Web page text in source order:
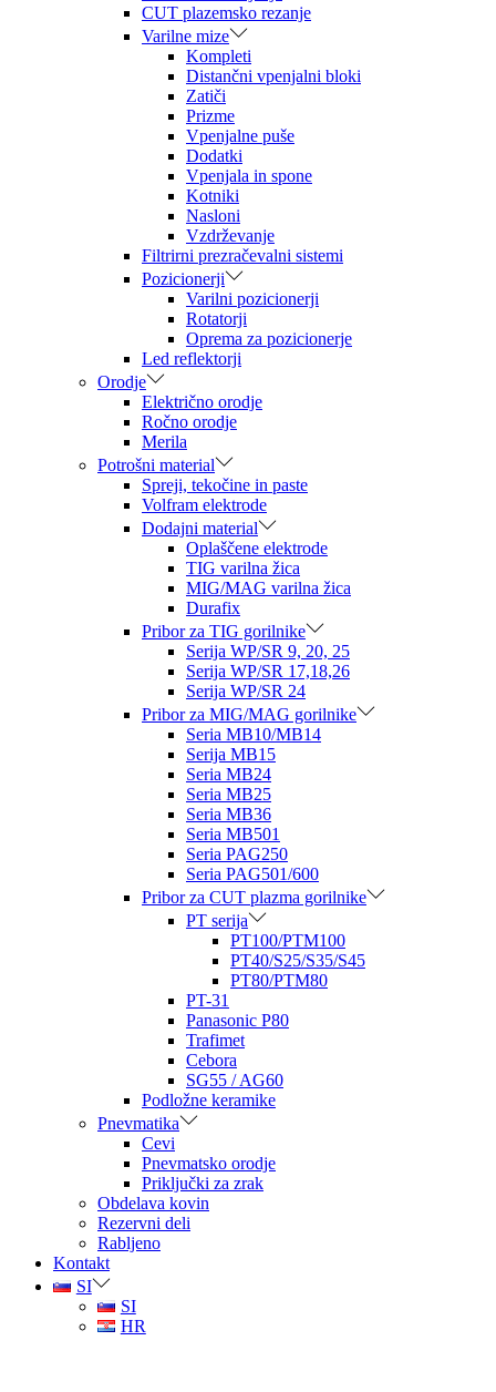
CUT plazemsko rezanje
Varilne mize
Kompleti
Distančni vpenjalni bloki
Zatiči
Prizme
Vpenjalne puše
Dodatki
Vpenjala in spone
Kotniki
Nasloni
Vzdrževanje
Filtrirni prezračevalni sistemi
Pozicionerji
Varilni pozicionerji
Rotatorji
Oprema za pozicionerje
Led reflektorji
Orodje
Električno orodje
Ročno orodje
Merila
Potrošni material
Spreji, tekočine in paste
Volfram elektrode
Dodajni material
Oplaščene elektrode
TIG varilna žica
MIG/MAG varilna žica
Durafix
Pribor za TIG gorilnike
Serija WP/SR 9, 20, 25
Serija WP/SR 17,18,26
Serija WP/SR 24
Pribor za MIG/MAG gorilnike
Seria MB10/MB14
Serija MB15
Seria MB24
Seria MB25
Seria MB36
Seria MB501
Seria PAG250
Seria PAG501/600
Pribor za CUT plazma gorilnike
PT serija
PT100/PTM100
PT40/S25/S35/S45
PT80/PTM80
PT-31
Panasonic P80
Trafimet
Cebora
SG55 / AG60
Podložne keramike
Pnevmatika
Cevi
Pnevmatsko orodje
Priključki za zrak
Obdelava kovin
Rezervni deli
Rabljeno
Kontakt
SI
SI
HR